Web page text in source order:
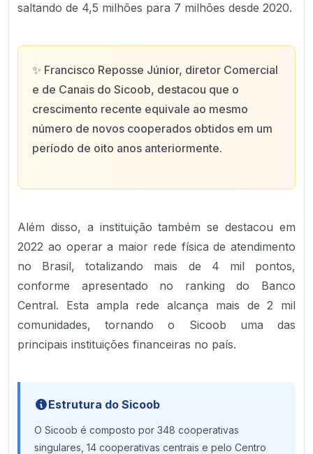
saltando de 4,5 milhões para 7 milhões desde 2020.
✨ Francisco Reposse Júnior, diretor Comercial
e de Canais do Sicoob, destacou que o
crescimento recente equivale ao mesmo
número de novos cooperados obtidos em um
período de oito anos anteriormente.
Além disso, a instituição também se destacou em
2022 ao operar a maior rede física de atendimento
no Brasil, totalizando mais de 4 mil pontos,
conforme apresentado no ranking do Banco
Central. Esta ampla rede alcança mais de 2 mil
comunidades, tornando o Sicoob uma das
principais instituições financeiras no país.
Estrutura do Sicoob
O Sicoob é composto por 348 cooperativas
singulares, 14 cooperativas centrais e pelo Centro